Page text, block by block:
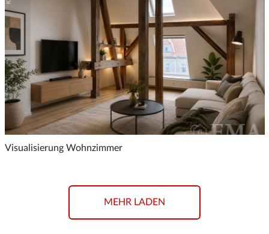
Visualisierung Wohnzimmer
MEHR LADEN